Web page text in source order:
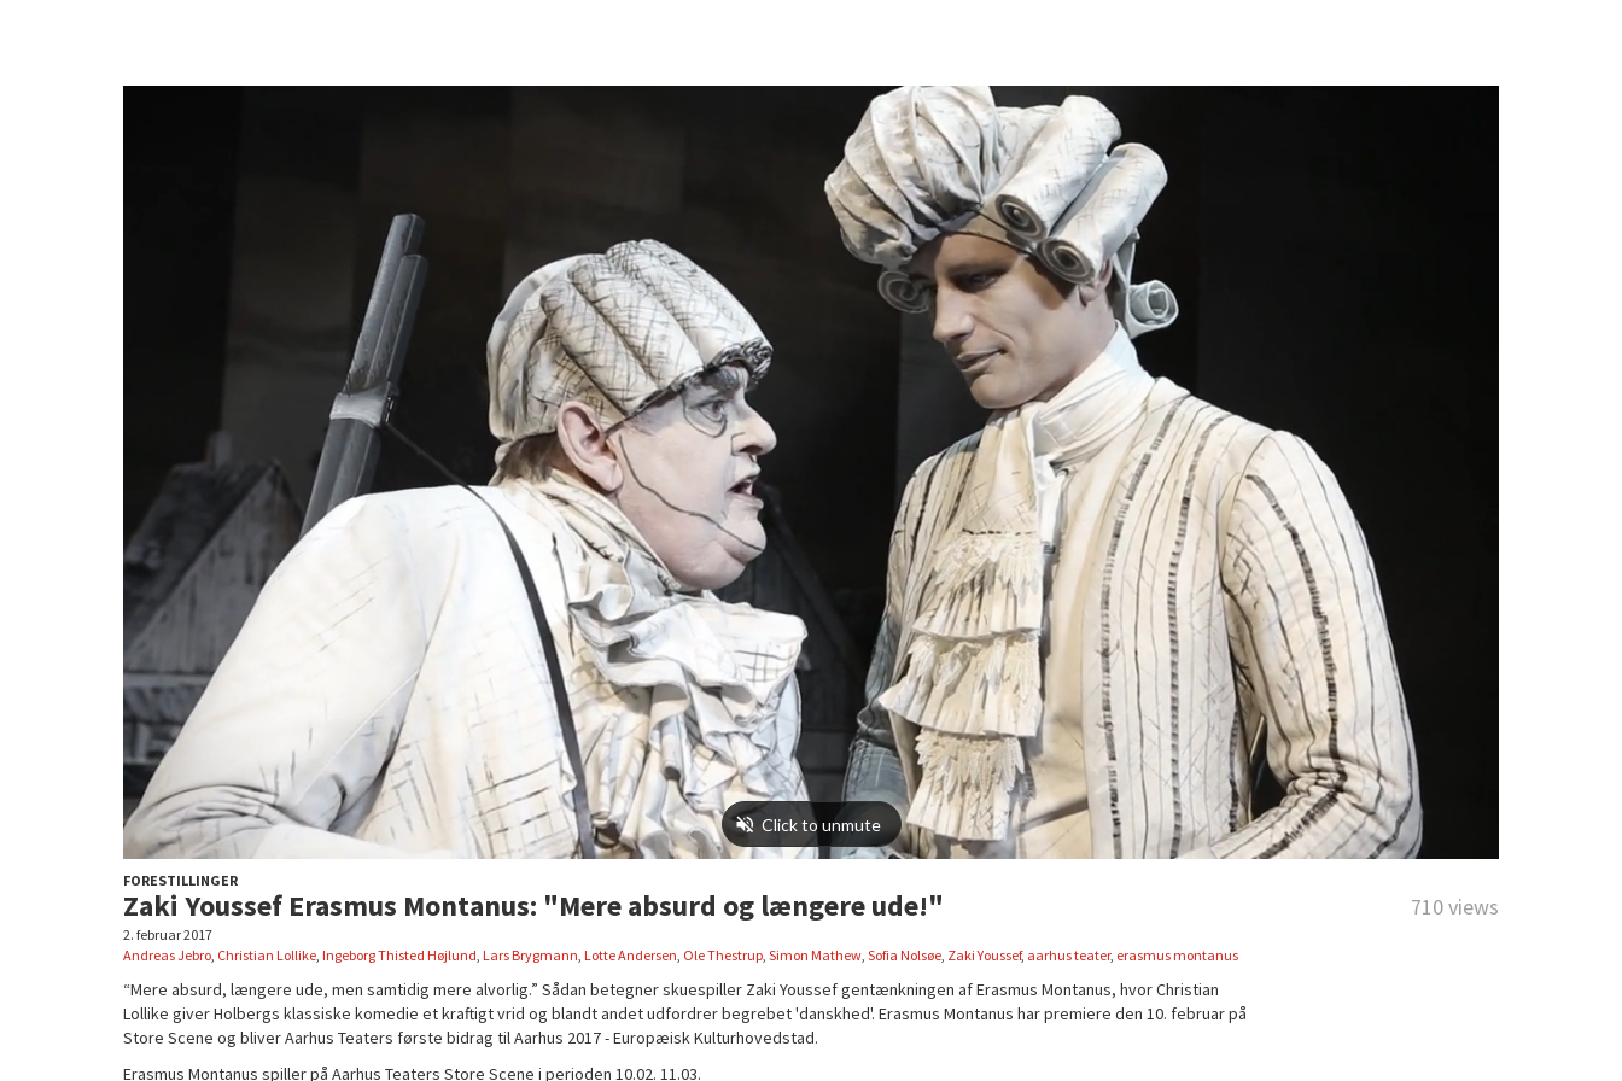
FORESTILLINGER
Zaki Youssef Erasmus Montanus: "Mere absurd og længere ude!" 710 views
2. februar 2017
Andreas Jebro, Christian Lollike, Ingeborg Thisted Højlund, Lars Brygmann, Lotte Andersen, Ole Thestrup, Simon Mathew, Sofia Nolsøe, Zaki Youssef, aarhus teater, erasmus montanus
“Mere absurd, længere ude, men samtidig mere alvorlig.” Sådan betegner skuespiller Zaki Youssef gentænkningen af Erasmus Montanus, hvor Christian
Lollike giver Holbergs klassiske komedie et kraftigt vrid og blandt andet udfordrer begrebet 'danskhed'. Erasmus Montanus har premiere den 10. februar på
Store Scene og bliver Aarhus Teaters første bidrag til Aarhus 2017 - Europæisk Kulturhovedstad.
Erasmus Montanus spiller på Aarhus Teaters Store Scene i perioden 10.02. 11.03.